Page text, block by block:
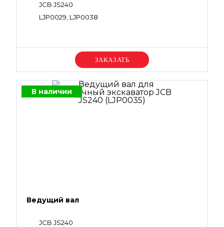
JCB JS240
LJP0029, LJP0038
Уточняйте цену
В наличии
Ведущий вал
JCB JS240